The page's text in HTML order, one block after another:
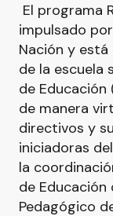
El programa
impulsado
Nación y
de la escuela
de Educación
de manera
directivos y
iniciadoras
la
de Educación
Pedagógico